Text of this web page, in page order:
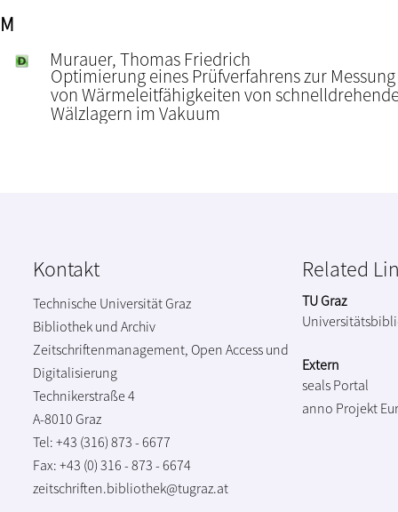
M
Murauer, Thomas Friedrich
Optimierung eines Prüfverfahrens zur Messung
von Wärmeleitfähigkeiten von
Wälzlagern im Vakuum
Kontakt
Technische Universität Graz
Bibliothek und Archiv
Zeitschriftenmanagement, Open Access und
Digitalisierung
Technikerstraße 4
A-8010 Graz
Tel: +43 (316) 873 - 6677
Fax: +43 (0) 316 - 873 - 6674
zeitschriften.bibliothek@tugraz.at
Related
TU Graz
Extern
seals Portal
anno Projekt